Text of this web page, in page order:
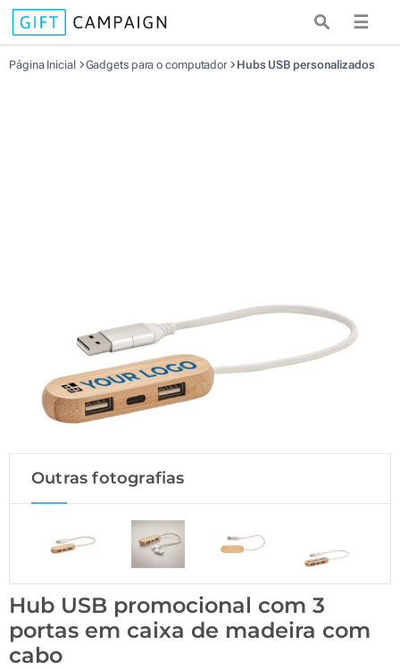
☰
Página Inicial Gadgets para o computador Hubs USB personalizados
Outras fotografias
Hub USB promocional com 3
portas em caixa de madeira com
cabo